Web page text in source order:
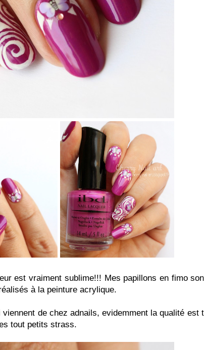
est vraiment sublime!!! Mes papillons en fimo
à la peinture acrylique.
de chez adnails, evidemment la qualité est
tout petits strass.